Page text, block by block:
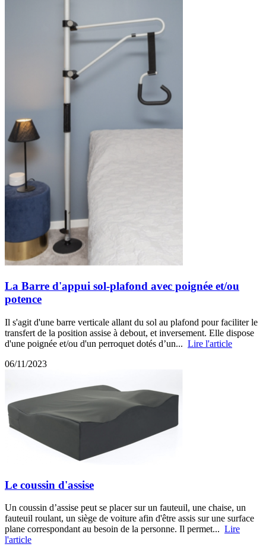
La Barre d'appui sol-plafond avec poignée et/ou
potence
Il s'agit d'une barre verticale allant du sol au plafond pour faciliter le
transfert de la position assise à debout, et inversement. Elle dispose
d'une poignée et/ou d'un perroquet dotés d’un... Lire l'article
06/11/2023
Le coussin d'assise
Un coussin d’assise peut se placer sur un fauteuil, une chaise, un
fauteuil roulant, un siège de voiture afin d'être assis sur une surface
plane correspondant au besoin de la personne. Il permet... Lire
l'article